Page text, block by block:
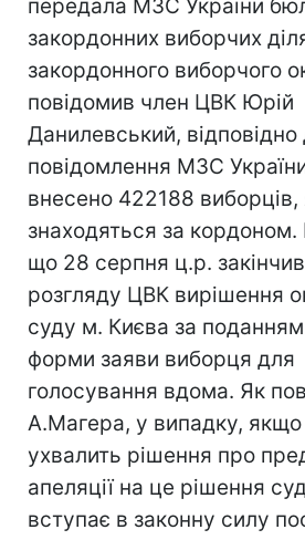
передала МЗС України
закордонних виборчих
закордонного виборчого
повідомив член ЦВК Юрій
Данилевський, відповідно
повідомлення МЗС
внесено 422188 виборців,
знаходяться за
що 28 серпня ц.р.
розгляду ЦВК вирішення
суду м. Києва за
форми заяви виборця для
голосування вдома. Як
А.Магера, у випадку,
ухвалить рішення про
апеляції на це рішення
вступає в законну силу